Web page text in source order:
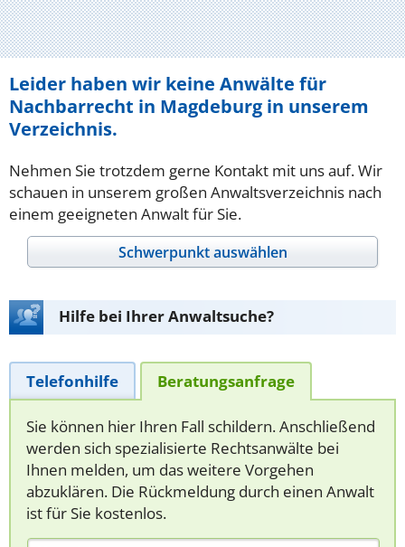
Leider haben wir keine Anwälte für
Nachbarrecht in Magdeburg in unserem
Verzeichnis.
Nehmen Sie trotzdem gerne Kontakt mit uns auf. Wir
schauen in unserem großen Anwaltsverzeichnis nach
einem geeigneten Anwalt für Sie.
Schwerpunkt auswählen
Hilfe bei Ihrer Anwaltsuche?
Telefonhilfe Beratungsanfrage
Sie können hier Ihren Fall schildern. Anschließend
werden sich spezialisierte Rechtsanwälte bei
Ihnen melden, um das weitere Vorgehen
abzuklären. Die Rückmeldung durch einen Anwalt
ist für Sie kostenlos.